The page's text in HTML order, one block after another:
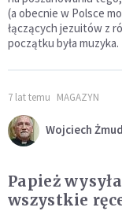
(a obecnie w Polsce
łączących jezuitów z
początku była muzyka.
7 lat temu MAGAZYN
Wojciech
Papież
wszystkie